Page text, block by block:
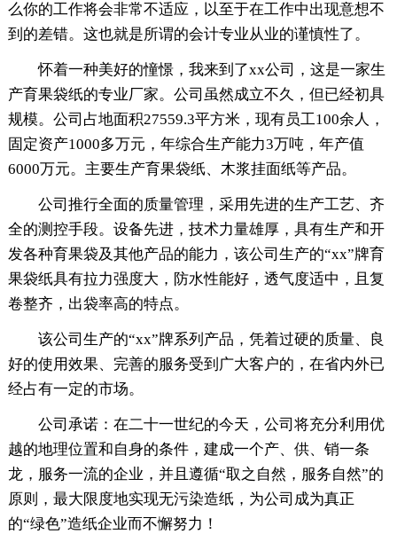
么你的工作将会非常不适应，以至于在工作中出现意想不
到的差错。这也就是所谓的会计专业从业的谨慎性了。
怀着一种美好的憧憬，我来到了xx公司，这是一家生
产育果袋纸的专业厂家。公司虽然成立不久，但已经初具
规模。公司占地面积27559.3平方米，现有员工100余人，
固定资产1000多万元，年综合生产能力3万吨，年产值
6000万元。主要生产育果袋纸、木浆挂面纸等产品。
公司推行全面的质量管理，采用先进的生产工艺、齐
全的测控手段。设备先进，技术力量雄厚，具有生产和开
发各种育果袋及其他产品的能力，该公司生产的“xx”牌育
果袋纸具有拉力强度大，防水性能好，透气度适中，且复
卷整齐，出袋率高的特点。
该公司生产的“xx”牌系列产品，凭着过硬的质量、良
好的使用效果、完善的服务受到广大客户的，在省内外已
经占有一定的市场。
公司承诺：在二十一世纪的今天，公司将充分利用优
越的地理位置和自身的条件，建成一个产、供、销一条
龙，服务一流的企业，并且遵循“取之自然，服务自然”的
原则，最大限度地实现无污染造纸，为公司成为真正
的“绿色”造纸企业而不懈努力！